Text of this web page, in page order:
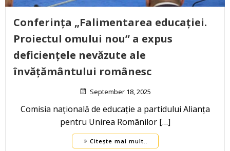
Conferința „Falimentarea educației.
Proiectul omului nou” a expus
deficiențele nevăzute ale
învățământului românesc
September 18, 2025
Comisia națională de educație a partidului Alianța
pentru Unirea Românilor […]
Citește mai mult..